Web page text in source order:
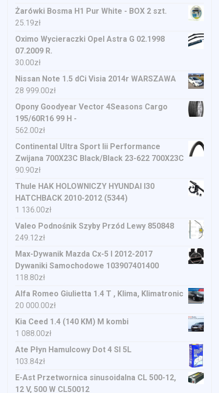
Żarówki Bosma H1 Pur White - BOX 2 szt.
25.19zł
Oximo Wycieraczki Opel Astra G 02.1998
07.2009 R.
30.00zł
Nissan Note 1.5 dCi Visia 2014r WARSZAWA
28 999.00zł
Opony Goodyear Vector 4Seasons Cargo
195/60R16 99 H -
562.00zł
Continental Ultra Sport Iii Performance
Zwijana 700X23C Black/Black 23-622 700X23C
90.90zł
Thule HAK HOLOWNICZY HYUNDAI I30
HATCHBACK 2010-2012 (5344)
1 136.00zł
Valeo Podnośnik Szyby Przód Lewy 850848
249.12zł
Max-Dywanik Mazda Cx-5 I 2012-2017
Dywaniki Samochodowe 103907401400
118.80zł
Alfa Romeo Giulietta 1.4 T , Klima, Klimatronic
20 000.00zł
Kia Ceed 1.4 (140 KM) M kombi
1 088.00zł
Ate Płyn Hamulcowy Dot 4 Sl 5L
103.84zł
E-Ast Przetwornica sinusoidalna CL 500-12,
12 V, 500 W CL50012